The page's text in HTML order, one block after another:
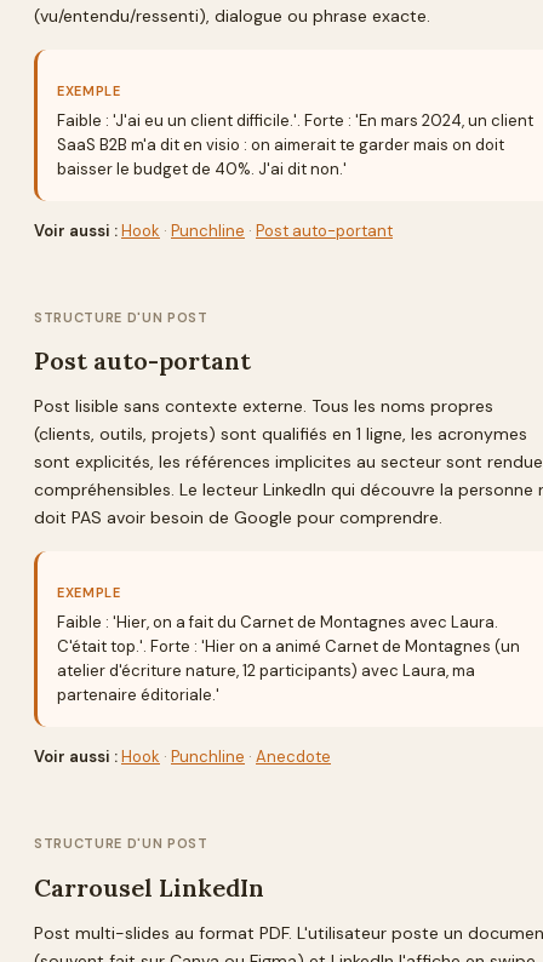
(vu/entendu/ressenti), dialogue ou phrase exacte.
EXEMPLE
Faible : 'J'ai eu un client difficile.'. Forte : 'En mars 2024, un client
SaaS B2B m'a dit en visio : on aimerait te garder mais on doit
baisser le budget de 40%. J'ai dit non.'
Voir aussi :Hook · Punchline · Post auto-portant
STRUCTURE D'UN POST
Post auto-portant
Post lisible sans contexte externe. Tous les noms propres
(clients, outils, projets) sont qualifiés en 1 ligne, les acronymes
sont explicités, les références implicites au secteur sont
compréhensibles. Le lecteur LinkedIn qui découvre la personne
doit PAS avoir besoin de Google pour comprendre.
EXEMPLE
Faible : 'Hier, on a fait du Carnet de Montagnes avec Laura.
C'était top.'. Forte : 'Hier on a animé Carnet de Montagnes (un
atelier d'écriture nature, 12 participants) avec Laura, ma
partenaire éditoriale.'
Voir aussi :Hook · Punchline · Anecdote
STRUCTURE D'UN POST
Carrousel LinkedIn
Post multi-slides au format PDF. L'utilisateur poste un